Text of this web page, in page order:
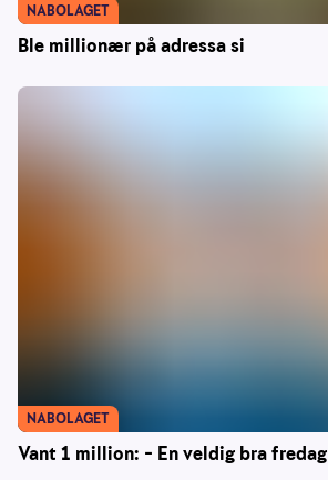
Ble millionær på adressa si
NABOLAGET
Vant 1 million: – En veldig bra fredag
NABOLAGET